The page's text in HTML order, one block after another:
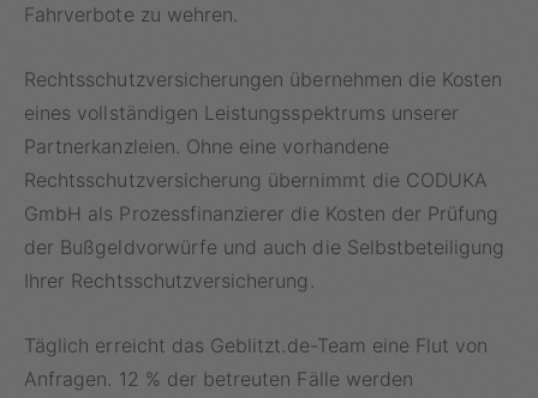
Fahrverbote zu wehren.
Rechtsschutzversicherungen übernehmen die Kosten
eines vollständigen Leistungsspektrums unserer
Partnerkanzleien. Ohne eine vorhandene
Rechtsschutzversicherung übernimmt die CODUKA
GmbH als Prozessfinanzierer die Kosten der Prüfung
der Bußgeldvorwürfe und auch die Selbstbeteiligung
Ihrer Rechtsschutzversicherung.
Täglich erreicht das Geblitzt.de-Team eine Flut von
Anfragen. 12 % der betreuten Fälle werden